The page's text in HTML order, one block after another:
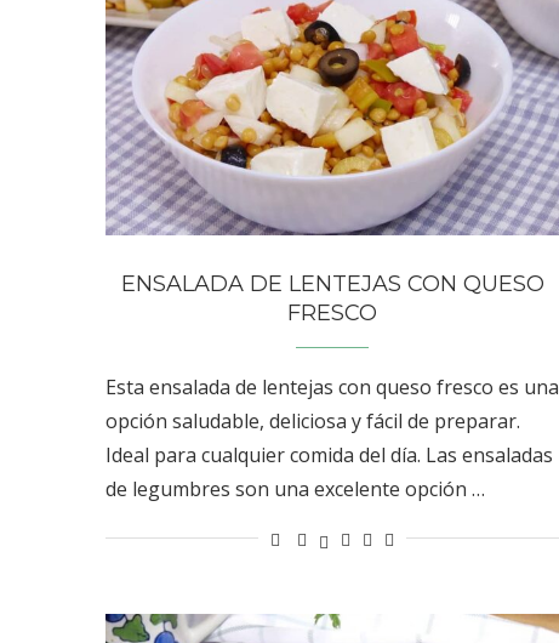
ENSALADA DE LENTEJAS CON QUESO
FRESCO
Esta ensalada de lentejas con queso fresco es una
opción saludable, deliciosa y fácil de preparar.
Ideal para cualquier comida del día. Las ensaladas
de legumbres son una excelente opción …